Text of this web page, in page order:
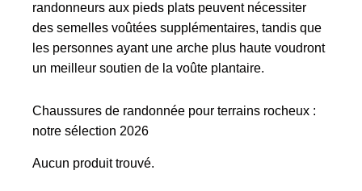
randonneurs aux pieds plats peuvent nécessiter
des semelles voûtées supplémentaires, tandis que
les personnes ayant une arche plus haute voudront
un meilleur soutien de la voûte plantaire.
Chaussures de randonnée pour terrains rocheux :
notre sélection 2026
Aucun produit trouvé.